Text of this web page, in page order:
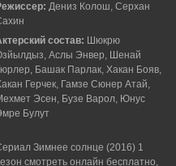
Дениз Колош, Серхан
состав: Шюкрю
Аслы Энвер, Шенай
Башак Парлак, Хакан Бояв,
Герчек, Гамзе Сюнер Атай,
Эсен, Бузе Варол, Юнус
Булут
Зимнее солнце (2016) 1
смотреть онлайн бесплатно,